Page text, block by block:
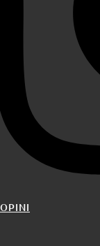
OPINI